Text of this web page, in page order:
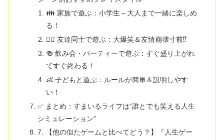
👪 家族で遊ぶ：小学生～大人まで一緒に楽しめ
る！
👯‍♂️ 友達同士で遊ぶ：大爆笑＆友情崩壊寸前⁉
🍻 飲み会・パーティーで遊ぶ：すぐ盛り上がれ
てすぐ終わる！
👶 子どもと遊ぶ：ルールが簡単＆説明しやす
い！
✅ まとめ：すまいるライフは“誰とでも笑える人生
シミュレーション”
7. 【他の似たゲームと比べてどう？】『人生ゲー